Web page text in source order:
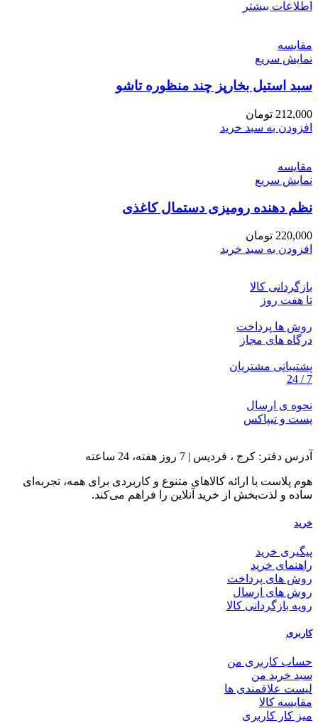
اطلاعات بیشتر
مقايسه
نمایش سریع
سبد استیل بخارپز چند منظوره تاشو
212,000 تومان
افزودن به سبد خرید
مقايسه
نمایش سریع
نظم دهنده رومیزی دستمال کاغذی
220,000 تومان
افزودن به سبد خرید
بازگردانی کالا
تا هفت روز
روش ها پرداخت
درگاه های مجاز
پشتیبانی مشتریان
7 / 24
نحوه ی ارسال
پست و تیپاکس
آدرس دفتر: کرج ، فردیس | 7 روز هفته، 24 ساعته
هوم پلاست با ارائه کالاهای متنوع و کاربردی برای همه، تجربه‌ای
ساده و لذت‌بخش از خرید آنلاین را فراهم می‌کند.
خرید
پیگیری خرید
راهنمای خرید
روش های پرداخت
روش های ارسال
رویه بازگردانی کالا
کاربری
حساب کاربری من
سبد خرید من
لیست علاقمندی ها
مقایسه کالا
میز کار کاربری